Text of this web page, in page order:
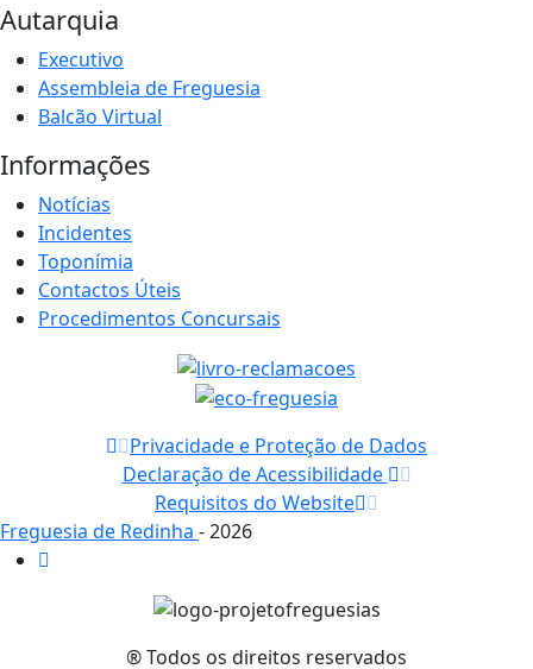
Autarquia
Executivo
Assembleia de Freguesia
Balcão Virtual
Informações
Notícias
Incidentes
Toponímia
Contactos Úteis
Procedimentos Concursais
Privacidade e Proteção de Dados
Declaração de Acessibilidade
Requisitos do Website
Freguesia de Redinha - 2026
® Todos os direitos reservados